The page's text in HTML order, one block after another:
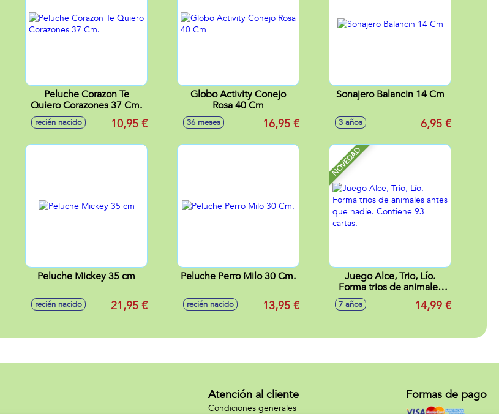
Peluche Corazon Te
Quiero Corazones 37 Cm.
recién nacido 10,95 €
Globo Activity Conejo
Rosa 40 Cm
36 meses 16,95 €
Sonajero Balancin 14 Cm
3 años 6,95 €
Peluche Mickey 35 cm
recién nacido 21,95 €
Peluche Perro Milo 30 Cm.
recién nacido 13,95 €
NOVEDAD
Juego Alce, Trio, Lío.
Forma trios de animales
antes que nadie. Contiene
7 años 14,99 €
Atención al cliente
Condiciones generales
Formas de pago